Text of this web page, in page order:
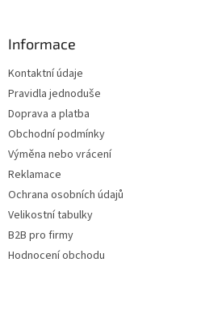
Informace
Kontaktní údaje
Pravidla jednoduše
Doprava a platba
Obchodní podmínky
Výměna nebo vrácení
Reklamace
Ochrana osobních údajů
Velikostní tabulky
B2B pro firmy
Hodnocení obchodu